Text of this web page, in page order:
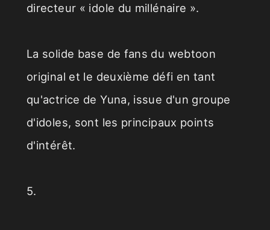
directeur « idole du millénaire ».
La solide base de fans du webtoon
original et le deuxième défi en tant
qu'actrice de Yuna, issue d'un groupe
d'idoles, sont les principaux points
d'intérêt.
5.